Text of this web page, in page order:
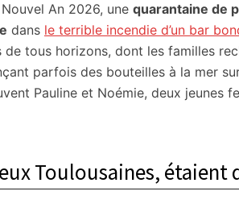
An 2026, une quarantaine de
dans le terrible incendie d’un bar
de tous horizons, dont les familles
parfois des bouteilles à la mer
Pauline et Noémie, deux jeunes
Toulousaines, étaient